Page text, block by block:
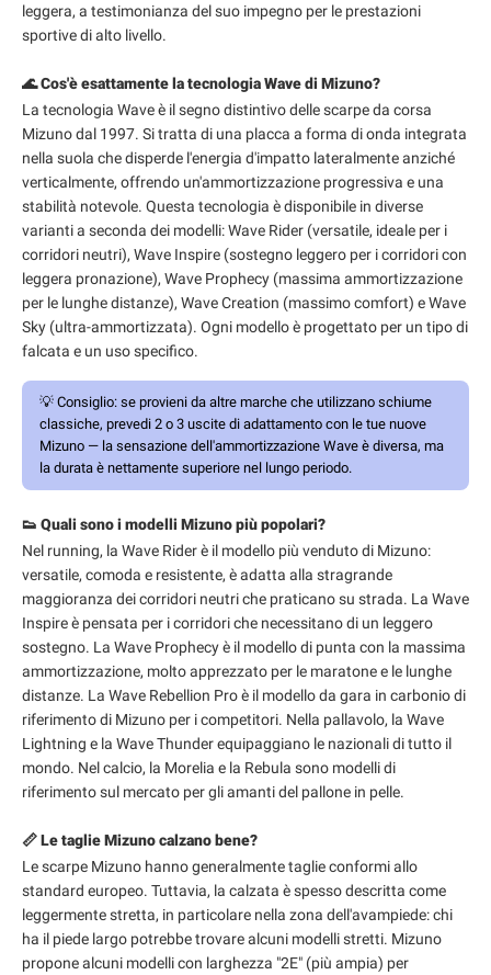
leggera, a testimonianza del suo impegno per le prestazioni
sportive di alto livello.
🌊 Cos'è esattamente la tecnologia Wave di Mizuno?
La tecnologia Wave è il segno distintivo delle scarpe da corsa
Mizuno dal 1997. Si tratta di una placca a forma di onda integrata
nella suola che disperde l'energia d'impatto lateralmente anziché
verticalmente, offrendo un'ammortizzazione progressiva e una
stabilità notevole. Questa tecnologia è disponibile in diverse
varianti a seconda dei modelli: Wave Rider (versatile, ideale per i
corridori neutri), Wave Inspire (sostegno leggero per i corridori con
leggera pronazione), Wave Prophecy (massima ammortizzazione
per le lunghe distanze), Wave Creation (massimo comfort) e Wave
Sky (ultra-ammortizzata). Ogni modello è progettato per un tipo di
falcata e un uso specifico.
💡 Consiglio: se provieni da altre marche che utilizzano schiume
classiche, prevedi 2 o 3 uscite di adattamento con le tue nuove
Mizuno — la sensazione dell'ammortizzazione Wave è diversa, ma
la durata è nettamente superiore nel lungo periodo.
👟 Quali sono i modelli Mizuno più popolari?
Nel running, la Wave Rider è il modello più venduto di Mizuno:
versatile, comoda e resistente, è adatta alla stragrande
maggioranza dei corridori neutri che praticano su strada. La Wave
Inspire è pensata per i corridori che necessitano di un leggero
sostegno. La Wave Prophecy è il modello di punta con la massima
ammortizzazione, molto apprezzato per le maratone e le lunghe
distanze. La Wave Rebellion Pro è il modello da gara in carbonio di
riferimento di Mizuno per i competitori. Nella pallavolo, la Wave
Lightning e la Wave Thunder equipaggiano le nazionali di tutto il
mondo. Nel calcio, la Morelia e la Rebula sono modelli di
riferimento sul mercato per gli amanti del pallone in pelle.
📏 Le taglie Mizuno calzano bene?
Le scarpe Mizuno hanno generalmente taglie conformi allo
standard europeo. Tuttavia, la calzata è spesso descritta come
leggermente stretta, in particolare nella zona dell'avampiede: chi
ha il piede largo potrebbe trovare alcuni modelli stretti. Mizuno
propone alcuni modelli con larghezza "2E" (più ampia) per